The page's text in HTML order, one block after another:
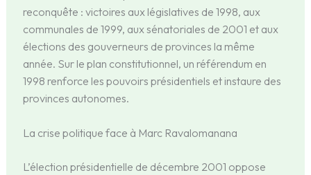
reconquête : victoires aux législatives de 1998, aux
communales de 1999, aux sénatoriales de 2001 et aux
élections des gouverneurs de provinces la même
année. Sur le plan constitutionnel, un référendum en
1998 renforce les pouvoirs présidentiels et instaure des
provinces autonomes.
La crise politique face à Marc Ravalomanana
L’élection présidentielle de décembre 2001 oppose